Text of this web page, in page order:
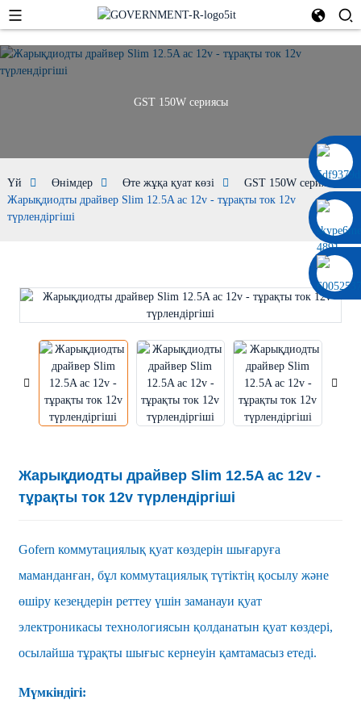
0086 13322920697
GST 150W сериясы
Үй Өнімдер Өте жұқа қуат көзі
GST 150W сериясы
Жарықдиодты драйвер Slim 12.5A ac 12v - тұрақты ток 12v
түрлендіргіші
Жарықдиодты драйвер Slim 12.5A ac 12v -
тұрақты ток 12v түрлендіргіші
Gofern коммутациялық қуат көздерін шығаруға
маманданған, бұл коммутациялық түтіктің қосылу және
өшіру кезеңдерін реттеу үшін заманауи қуат
электроникасы технологиясын қолданатын қуат көздері,
осылайша тұрақты шығыс кернеуін қамтамасыз етеді.
Мүмкіндігі: